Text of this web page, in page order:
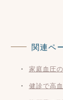
関連ペ
家庭血圧
健診で高